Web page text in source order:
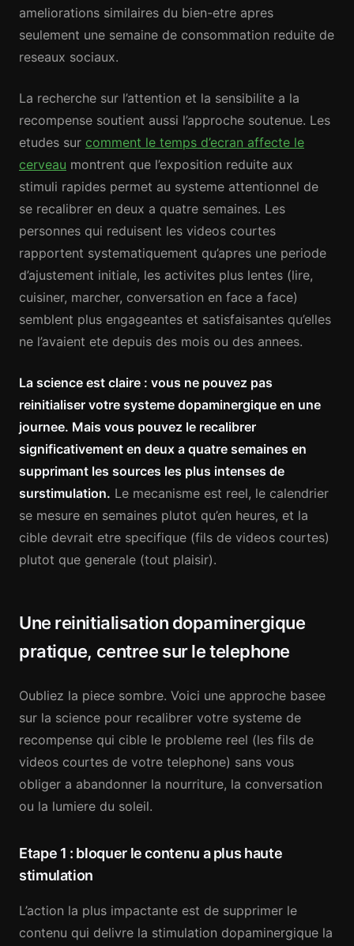
ameliorations similaires du bien-etre apres
seulement une semaine de consommation reduite de
reseaux sociaux.
La recherche sur l’attention et la sensibilite a la
recompense soutient aussi l’approche soutenue. Les
etudes sur comment le temps d’ecran affecte le
cerveau montrent que l’exposition reduite aux
stimuli rapides permet au systeme attentionnel de
se recalibrer en deux a quatre semaines. Les
personnes qui reduisent les videos courtes
rapportent systematiquement qu’apres une periode
d’ajustement initiale, les activites plus lentes (lire,
cuisiner, marcher, conversation en face a face)
semblent plus engageantes et satisfaisantes qu’elles
ne l’avaient ete depuis des mois ou des annees.
La science est claire : vous ne pouvez pas
reinitialiser votre systeme dopaminergique en une
journee. Mais vous pouvez le recalibrer
significativement en deux a quatre semaines en
supprimant les sources les plus intenses de
surstimulation. Le mecanisme est reel, le calendrier
se mesure en semaines plutot qu’en heures, et la
cible devrait etre specifique (fils de videos courtes)
plutot que generale (tout plaisir).
Une reinitialisation dopaminergique
pratique, centree sur le telephone
Oubliez la piece sombre. Voici une approche basee
sur la science pour recalibrer votre systeme de
recompense qui cible le probleme reel (les fils de
videos courtes de votre telephone) sans vous
obliger a abandonner la nourriture, la conversation
ou la lumiere du soleil.
Etape 1 : bloquer le contenu a plus haute
stimulation
L’action la plus impactante est de supprimer le
contenu qui delivre la stimulation dopaminergique la